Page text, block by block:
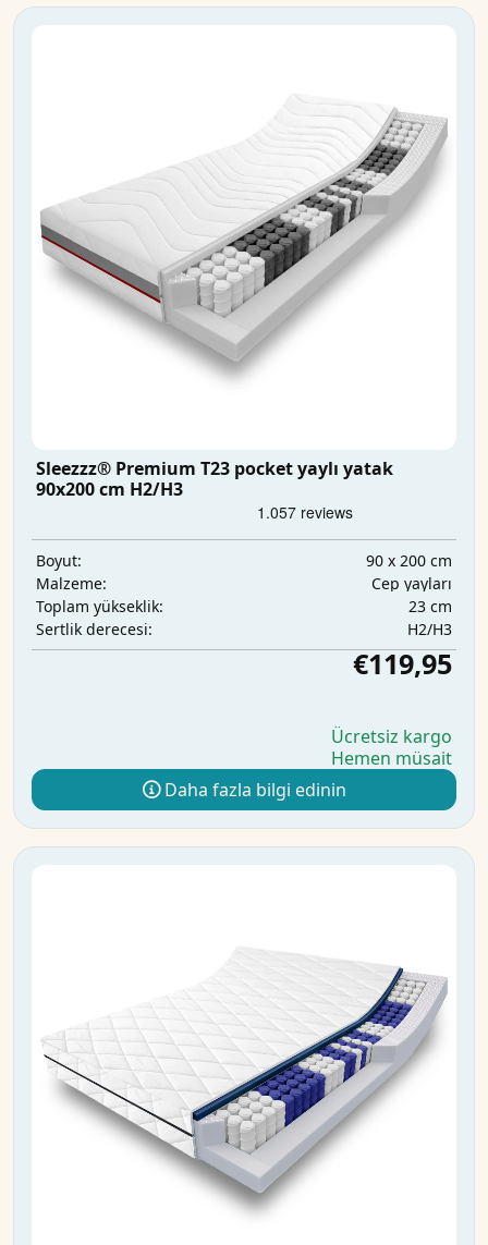
Sleezzz® Premium T23 pocket yaylı yatak
90x200 cm H2/H3
Boyut:
90 x 200 cm
Malzeme:
Cep yayları
Toplam yükseklik:
23 cm
Sertlik derecesi:
H2/H3
€119,95
Ücretsiz kargo
Hemen müsait
Daha fazla bilgi edinin